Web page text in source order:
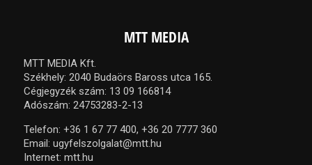
MTT MEDIA
MTT MEDIA Kft.
Székhely: 2040 Budaörs Baross utca 165.
Cégjegyzék szám: 13 09 166814
Adószám: 24753283-2-13
Telefon: +36 1 67 77 400, +36 20 7777 360
Email: ugyfelszolgalat@mtt.hu
Internet: mtt.hu